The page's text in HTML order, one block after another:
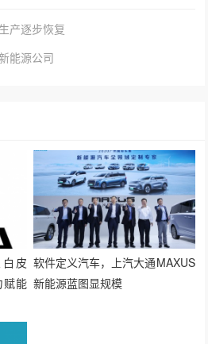
产逐步恢复
能源公司
皮
赋能
软件定义汽车，上汽大通MAXUS
新能源蓝图显规模